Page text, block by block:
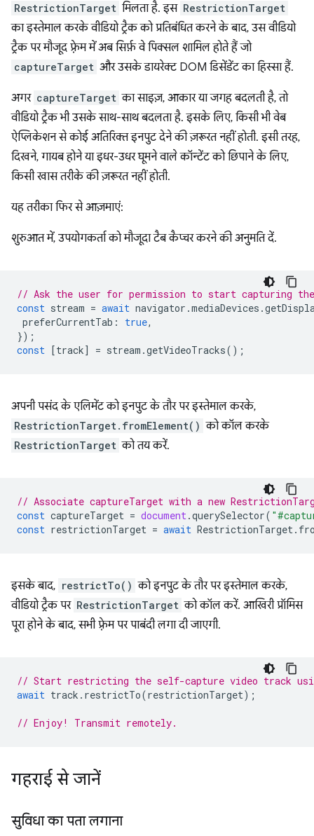
RestrictionTarget मिलता है. इस RestrictionTarget
का इस्तेमाल करके वीडियो ट्रैक को प्रतिबंधित करने के बाद, उस वीडियो
ट्रैक पर मौजूद फ़्रेम में अब सिर्फ़ वे पिक्सल शामिल होते हैं जो
captureTarget और उसके डायरेक्ट DOM डिसेंडेंट का हिस्सा हैं.
अगर captureTarget का साइज़, आकार या जगह बदलती है, तो
वीडियो ट्रैक भी उसके साथ-साथ बदलता है. इसके लिए, किसी भी वेब
ऐप्लिकेशन से कोई अतिरिक्त इनपुट देने की ज़रूरत नहीं होती. इसी तरह,
दिखने, गायब होने या इधर-उधर घूमने वाले कॉन्टेंट को छिपाने के लिए,
किसी खास तरीके की ज़रूरत नहीं होती.
यह तरीका फिर से आज़माएं:
शुरुआत में, उपयोगकर्ता को मौजूदा टैब कैप्चर करने की अनुमति दें.
// Ask the user for permission to start capturing
const stream = await navigator .mediaDevices .
preferCurrentTab : true,
});
const [track] = stream .getVideoTracks();
अपनी पसंद के एलिमेंट को इनपुट के तौर पर इस्तेमाल करके,
RestrictionTarget.fromElement() को कॉल करके
RestrictionTarget को तय करें.
// Associate captureTarget with a new
const captureTarget = document .querySelector(
const restrictionTarget = await RestrictionTarget .
इसके बाद, restrictTo() को इनपुट के तौर पर इस्तेमाल करके,
वीडियो ट्रैक पर RestrictionTarget को कॉल करें. आखिरी प्रॉमिस
पूरा होने के बाद, सभी फ़्रेम पर पाबंदी लगा दी जाएगी.
// Start restricting the self-capture video track
await track . restrictTo(restrictionTarget);
// Enjoy! Transmit remotely.
गहराई से जानें
सुविधा का पता लगाना